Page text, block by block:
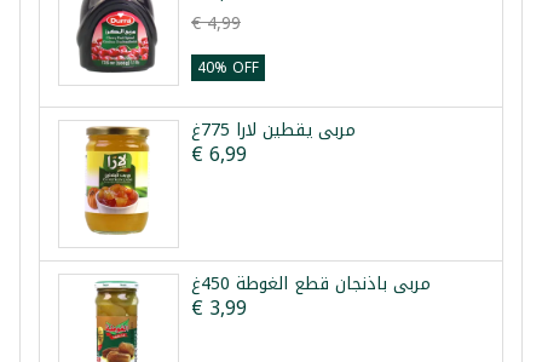
€ 4,99
40% OFF
مربى يقطين لارا 775غ
€ 6,99
مربى باذنجان قطع الغوطة 450غ
€ 3,99